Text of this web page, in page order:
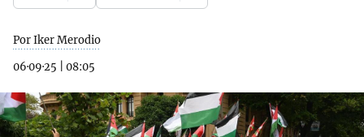
Por Iker Merodio
06·09·25
08:05